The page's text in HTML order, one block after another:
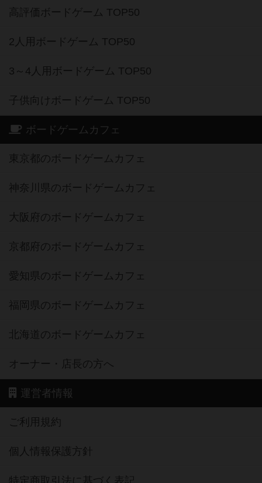
高評価ボードゲーム TOP50
2人用ボードゲーム TOP50
3～4人用ボードゲーム TOP50
子供向けボードゲーム TOP50
ボードゲームカフェ
東京都のボードゲームカフェ
神奈川県のボードゲームカフェ
大阪府のボードゲームカフェ
京都府のボードゲームカフェ
愛知県のボードゲームカフェ
福岡県のボードゲームカフェ
北海道のボードゲームカフェ
オーナー・店長の方へ
運営者情報
ご利用規約
個人情報保護方針
特定商取引法に基づく表記